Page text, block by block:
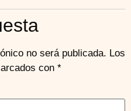
no será publicada. Los
con *